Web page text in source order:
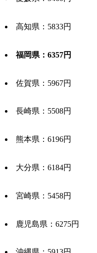
高知県：5833円
福岡県：6357円
佐賀県：5967円
長崎県：5508円
熊本県：6196円
大分県：6184円
宮崎県：5458円
鹿児島県：6275円